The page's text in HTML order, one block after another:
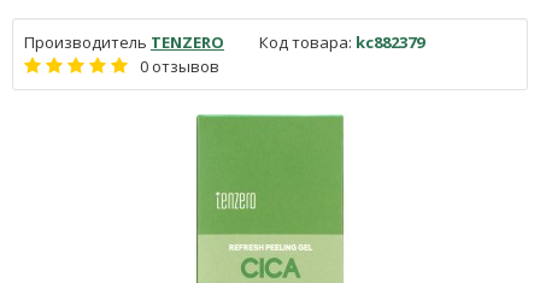
Производитель TENZERO Код товара: kc882379
0 отзывов